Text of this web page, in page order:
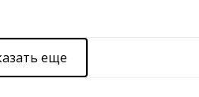
еще